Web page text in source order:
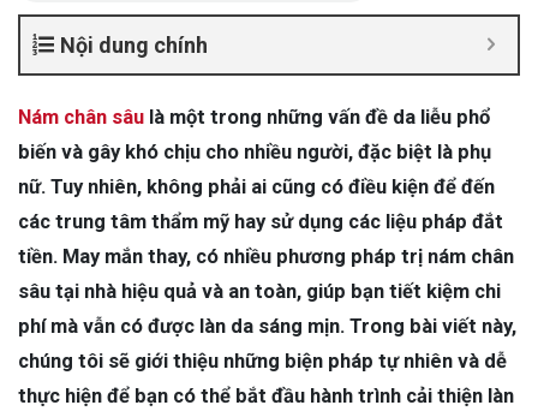
Nội dung chính
Nám chân sâu là một trong những vấn đề da liễu phổ
biến và gây khó chịu cho nhiều người, đặc biệt là phụ
nữ. Tuy nhiên, không phải ai cũng có điều kiện để đến
các trung tâm thẩm mỹ hay sử dụng các liệu pháp đắt
tiền. May mắn thay, có nhiều phương pháp trị nám chân
sâu tại nhà hiệu quả và an toàn, giúp bạn tiết kiệm chi
phí mà vẫn có được làn da sáng mịn. Trong bài viết này,
chúng tôi sẽ giới thiệu những biện pháp tự nhiên và dễ
thực hiện để bạn có thể bắt đầu hành trình cải thiện làn